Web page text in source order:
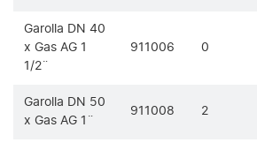
Garolla DN 40
x Gas AG 1
1/2¨
911006 0
Garolla DN 50
x Gas AG 1¨
911008 2